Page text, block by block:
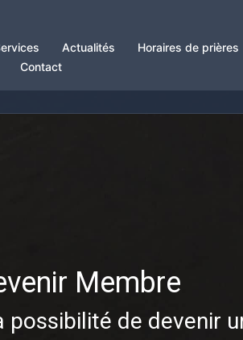
Actualités Horaires de prières
Contact
Membre
possibilité de devenir
de prières
de prières pour